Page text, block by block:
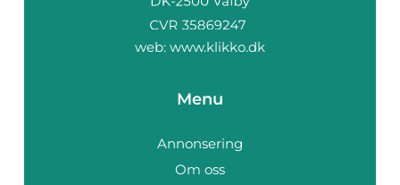
web: www.klikko.dk
Menu
Annonsering
Om oss